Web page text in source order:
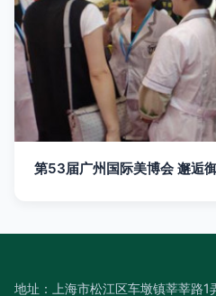
第53届广州国际美博会 邂逅
地址：上海市松江区车墩镇莘莘路